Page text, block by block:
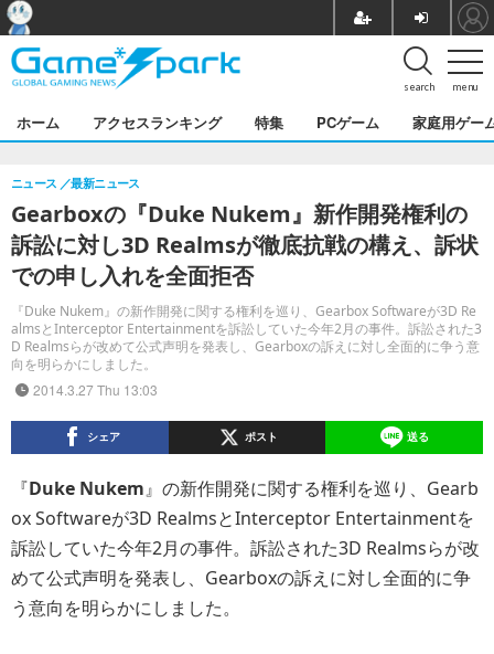
menu
search
ホーム アクセスランキング 特集 PCゲーム 家庭用ゲー
Gearboxの『Duke Nukem』新作開発権利の
訴訟に対し3D Realmsが徹底抗戦の構え、訴状
での申し入れを全面拒否
『Duke Nukem』の新作開発に関する権利を巡り、Gearbox Softwareが3D Re
almsとInterceptor Entertainmentを訴訟していた今年2月の事件。訴訟された3
D Realmsらが改めて公式声明を発表し、Gearboxの訴えに対し全面的に争う意
向を明らかにしました。
ニュース 最新ニュース
2014.3.27 Thu 13:03
シェア ポスト 送る
『Duke Nukem』の新作開発に関する権利を巡り、Gearb
ox Softwareが3D RealmsとInterceptor Entertainmentを
訴訟していた今年2月の事件。訴訟された3D Realmsらが改
めて公式声明を発表し、Gearboxの訴えに対し全面的に争
う意向を明らかにしました。